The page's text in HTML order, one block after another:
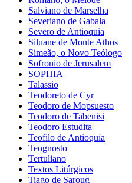
Salviano de Marselha
Severiano de Gabala
Severo de Antioquia
Siluane de Monte Athos
Simeão, o Novo Teólogo
Sofronio de Jerusalem
SOPHIA
Talassio
Teodoreto de Cyr
Teodoro de Mopsuesto
Teodoro de Tabenisi
Teodoro Estudita
Teofilo de Antioquia
Teognosto
Tertuliano
Textos Litúrgicos
Tiago de Saroug